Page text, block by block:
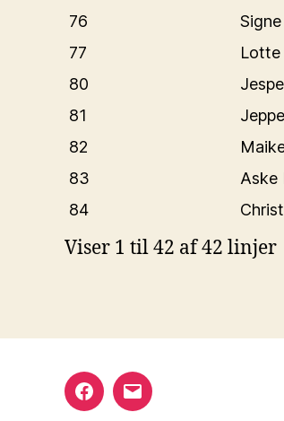
76
77
Lotte
80
81
82
83
Aske
84
Viser 1 til 42 af 42 linjer
Facebook
E-